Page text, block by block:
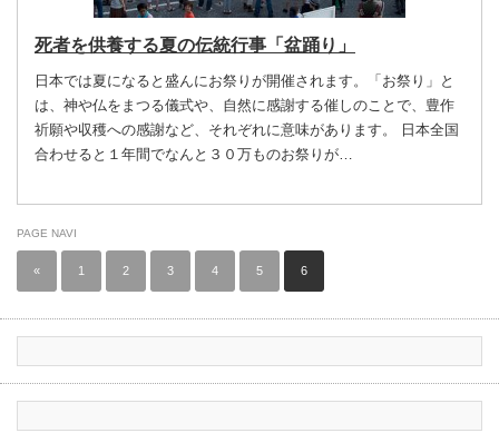
死者を供養する夏の伝統行事「盆踊り」
日本では夏になると盛んにお祭りが開催されます。「お祭り」と
は、神や仏をまつる儀式や、自然に感謝する催しのことで、豊作
祈願や収穫への感謝など、それぞれに意味があります。 日本全国
合わせると１年間でなんと３０万ものお祭りが…
PAGE NAVI
« 1 2 3 4 5 6